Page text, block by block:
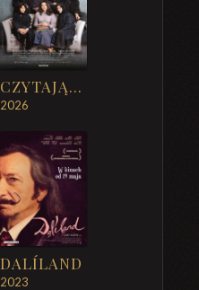
CZYTAJĄC LOLITĘ W TEHERANIE
2026
DALÍLAND
2023